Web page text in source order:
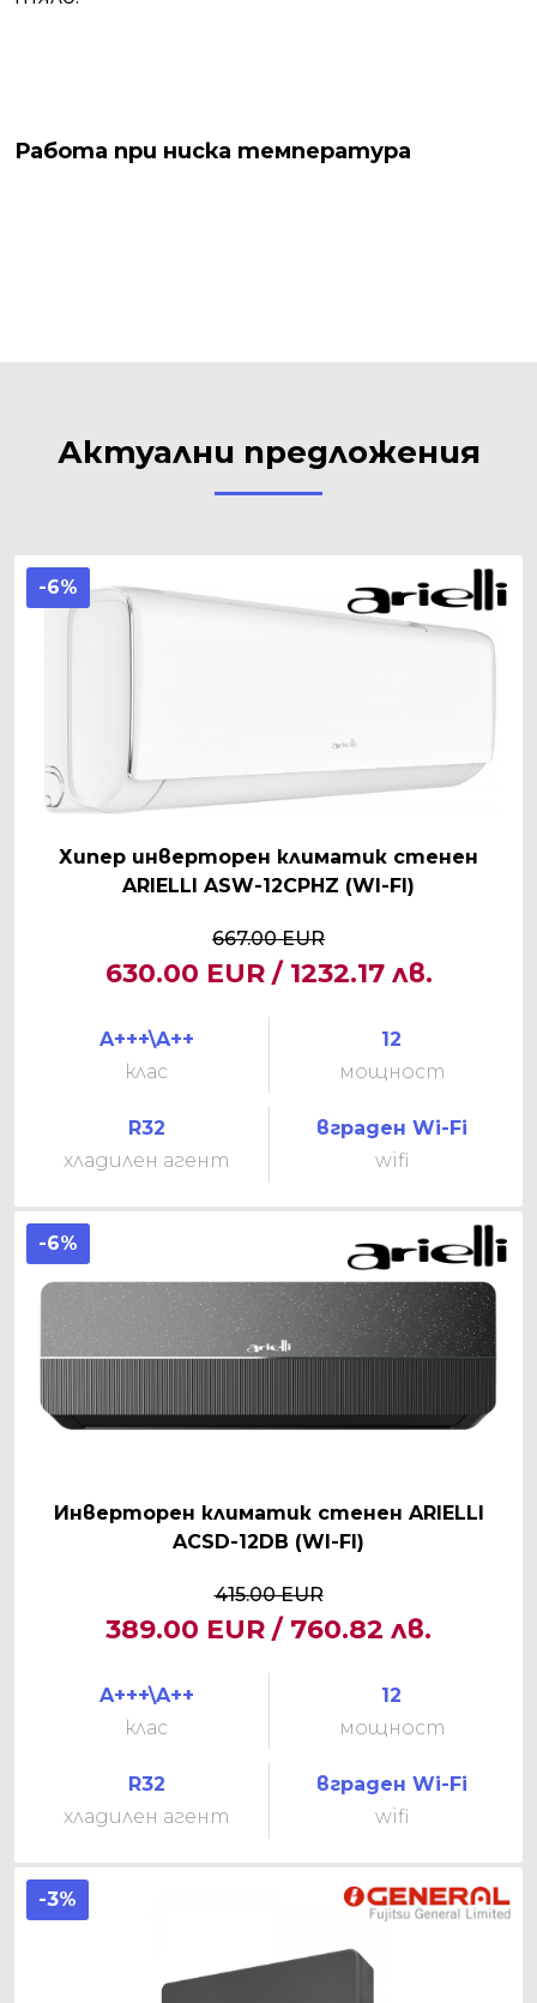
Работа при ниска температура
Актуални предложения
-6%
Хипер инверторен климатик стенен
ARIELLI ASW-12CPHZ (WI-FI)
667.00 EUR
630.00 EUR / 1232.17 лв.
A+++\A++
клас
12
мощност
R32
хладилен агент
вграден Wi-Fi
wifi
-6%
Инверторен климатик стенен ARIELLI
ACSD-12DB (WI-FI)
415.00 EUR
389.00 EUR / 760.82 лв.
A+++\A++
клас
12
мощност
R32
хладилен агент
вграден Wi-Fi
wifi
-3%